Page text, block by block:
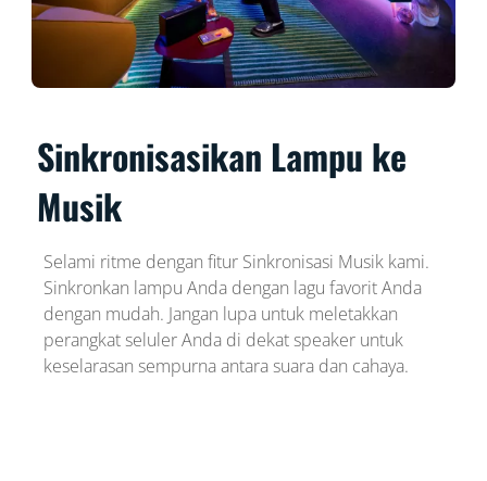
Sinkronisasikan Lampu ke
Musik
Selami ritme dengan fitur Sinkronisasi Musik kami.
Sinkronkan lampu Anda dengan lagu favorit Anda
dengan mudah. Jangan lupa untuk meletakkan
perangkat seluler Anda di dekat speaker untuk
keselarasan sempurna antara suara dan cahaya.